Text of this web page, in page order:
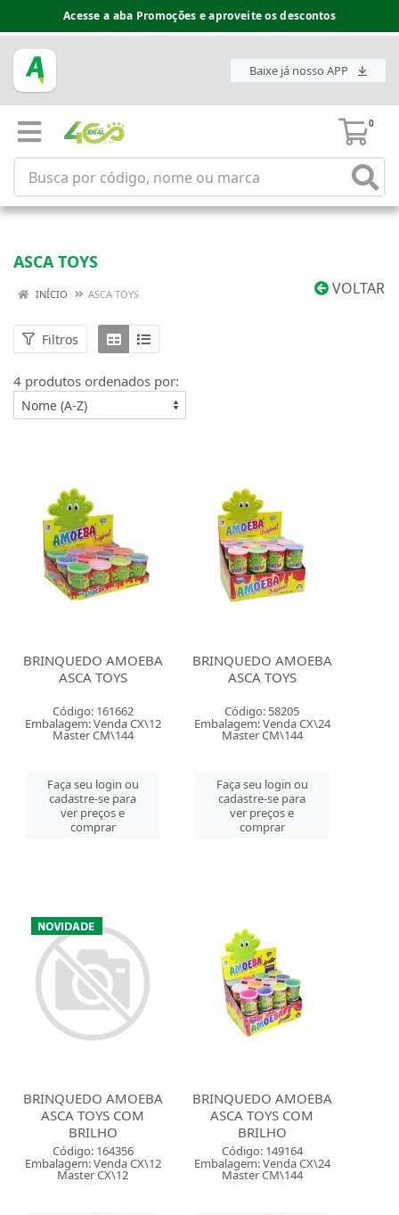
Acesse a aba Promoções e aproveite os descontos
Baixe já nosso APP
0
ASCA TOYS
VOLTAR
INÍCIO ASCA TOYS
Filtros
4 produtos ordenados por:
BRINQUEDO AMOEBA
ASCA TOYS
Código: 161662
Embalagem: Venda CX\12
Master CM\144
Faça seu login ou
cadastre-se para
ver preços e
comprar
BRINQUEDO AMOEBA
ASCA TOYS
Código: 58205
Embalagem: Venda CX\24
Master CM\144
Faça seu login ou
cadastre-se para
ver preços e
comprar
BRINQUEDO AMOEBA
ASCA TOYS COM
BRILHO
Código: 164356
Embalagem: Venda CX\12
Master CX\12
BRINQUEDO AMOEBA
ASCA TOYS COM
BRILHO
Código: 149164
Embalagem: Venda CX\24
Master CM\144